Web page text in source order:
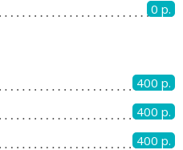
0 р.
400 р.
400 р.
400 р.